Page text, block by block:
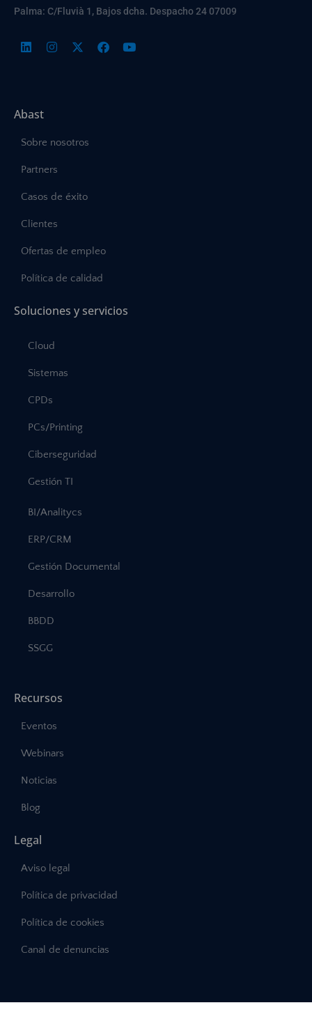
Palma: C/Fluvià 1, Bajos dcha. Despacho 24 07009
Abast
Sobre nosotros
Partners
Casos de éxito
Clientes
Ofertas de empleo
Política de calidad
Soluciones y servicios
Cloud
Sistemas
CPDs
PCs/Printing
Ciberseguridad
Gestión TI
BI/Analitycs
ERP/CRM
Gestión Documental
Desarrollo
BBDD
SSGG
Recursos
Eventos
Webinars
Noticias
Blog
Legal
Aviso legal
Política de privacidad
Política de cookies
Canal de denuncias